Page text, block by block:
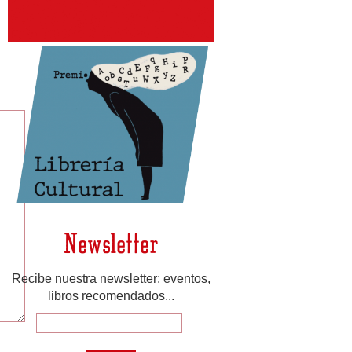
Newsletter
Recibe nuestra newsletter: eventos,
libros recomendados...